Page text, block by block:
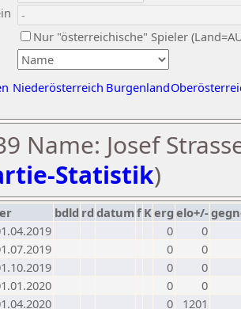
Nur "österreichische" Spieler
Niederösterreich Burgenland
Name: Josef
Statistik)
bdld rd datumf Kerg elo+/-
0
0
0
0
0
0
0
0
0
1201